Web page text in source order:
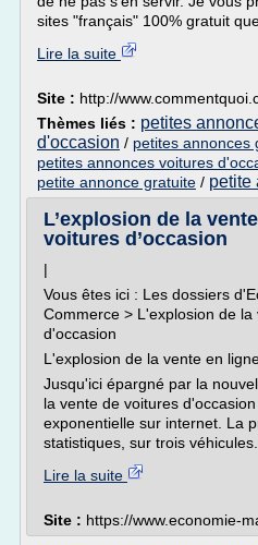
sites "français" 100% gratuit
Lire la suite
Site : http://
Thèmes liés : petites
d'occasion / petites annonces
petites annonces voitures
petite annonce gratuite / petite
L’explosion de la
voitures d’occasion
|
Vous êtes ici : Les dossiers
Commerce > L'explosion de
d'occasion
L'explosion de la vente en
Jusqu'ici épargné par la
la vente de voitures
exponentielle sur internet. La
statistiques, sur trois véhicules...
Lire la suite
Site : https://www.economie-